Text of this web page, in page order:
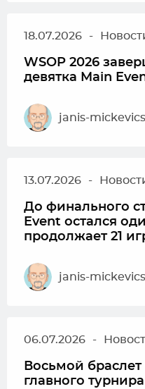
18.07.2026 -
WSOP 2026
девятка Main
janis-mickevics
13.07.2026 -
До финального
Event остался
продолжает 21
janis-mickevics
06.07.2026 -
Восьмой браслет
главного